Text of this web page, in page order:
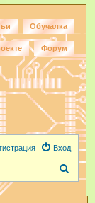
Обучалка
Форум
Вход